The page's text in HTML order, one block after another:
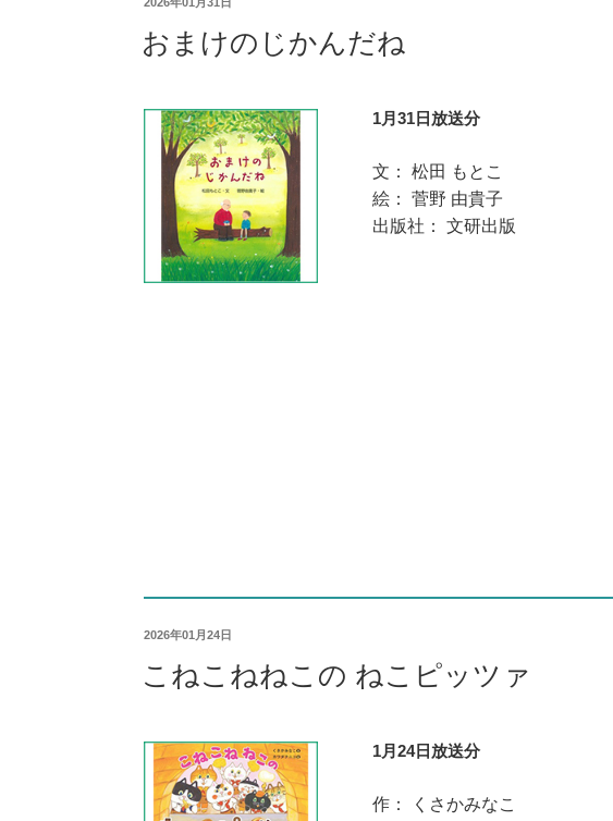
おまけのじかんだね
1月31日放送分
文： 松田 もとこ
絵： 菅野 由貴子
出版社： 文研出版
2026年01月24日
こねこねねこの ねこピッツァ
1月24日放送分
作： くさかみなこ